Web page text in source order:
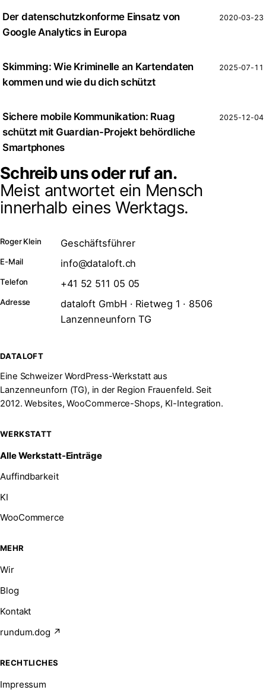
Der datenschutzkonforme Einsatz von
Google Analytics in Europa
2020-03-23
Skimming: Wie Kriminelle an Kartendaten
kommen und wie du dich schützt
2025-07-11
Sichere mobile Kommunikation: Ruag
schützt mit Guardian-Projekt behördliche
Smartphones
2025-12-04
Schreib uns oder ruf an.
Meist antwortet ein Mensch
innerhalb eines Werktags.
Roger Klein Geschäftsführer
E-Mail info@dataloft.ch
Telefon +41 52 511 05 05
Adresse
dataloft GmbH · Rietweg 1 · 8506
Lanzenneunforn TG
DATALOFT
Eine Schweizer WordPress-Werkstatt aus
Lanzenneunforn (TG), in der Region Frauenfeld. Seit
2012. Websites, WooCommerce-Shops, KI-Integration.
WERKSTATT
Alle Werkstatt-Einträge
Auffindbarkeit
KI
WooCommerce
MEHR
Wir
Blog
Kontakt
rundum.dog ↗
RECHTLICHES
Impressum